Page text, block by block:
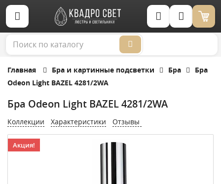
Корзина (0)
Главная Бра и картинные подсветки Бра
Бра
Odeon Light BAZEL 4281/2WA
Бра Odeon Light BAZEL 4281/2WA
Коллекции Характеристики Отзывы
Акция!